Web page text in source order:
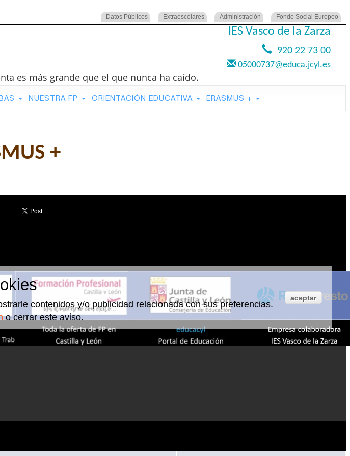
Datos Públicos Extraescolares Administración Fondo Social Europeo
IES Vasco de la Zarza
920 22 73 00
05000737@educa.jcyl.es
es más grande que el que nunca ha caído.
NUESTRA FP ORIENTACIÓN EDUCATIVA ERASMUS +
+
contenidos y/o publicidad relacionada con sus preferencias.
o cerrar este aviso.
aceptar